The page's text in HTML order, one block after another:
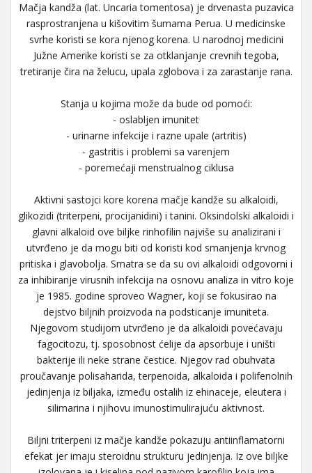
Mačja kandža (lat. Uncaria tomentosa) je drvenasta puzavica
rasprostranjena u kišovitim šumama Perua. U medicinske
svrhe koristi se kora njenog korena. U narodnoj medicini
Južne Amerike koristi se za otklanjanje crevnih tegoba,
tretiranje čira na želucu, upala zglobova i za zarastanje rana.
Stanja u kojima može da bude od pomoći:
- oslabljen imunitet
- urinarne infekcije i razne upale (artritis)
- gastritis i problemi sa varenjem
- poremećaji menstrualnog ciklusa
Aktivni sastojci kore korena mačje kandže su alkaloidi,
glikozidi (triterpeni, procijanidini) i tanini. Oksindolski alkaloidi i
glavni alkaloid ove biljke rinhofilin najviše su analizirani i
utvrđeno je da mogu biti od koristi kod smanjenja krvnog
pritiska i glavobolja. Smatra se da su ovi alkaloidi odgovorni i
za inhibiranje virusnih infekcija na osnovu analiza in vitro koje
je 1985. godine sproveo Wagner, koji se fokusirao na
dejstvo biljnih proizvoda na podsticanje imuniteta.
Njegovom studijom utvrđeno je da alkaloidi povećavaju
fagocitozu, tj. sposobnost ćelije da apsorbuje i uništi
bakterije ili neke strane čestice. Njegov rad obuhvata
proučavanje polisaharida, terpenoida, alkaloida i polifenolnih
jedinjenja iz biljaka, između ostalih iz ehinaceje, eleutera i
silimarina i njihovu imunostimulirajuću aktivnost.
Biljni triterpeni iz mačje kandže pokazuju antiinflamatorni
efekat jer imaju steroidnu strukturu jedinjenja. Iz ove biljke